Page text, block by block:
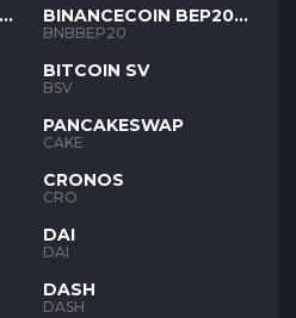
BINANCECOIN BEP20
BNB
BNBBEP20
BITCOIN SV
BSV
PANCAKESWAP
CAKE
CRONOS
CRO
DAI
DAI
DASH
DASH